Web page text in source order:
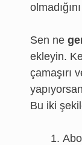
Sen ne
ekleyin.
çamaşırı
Bu iki